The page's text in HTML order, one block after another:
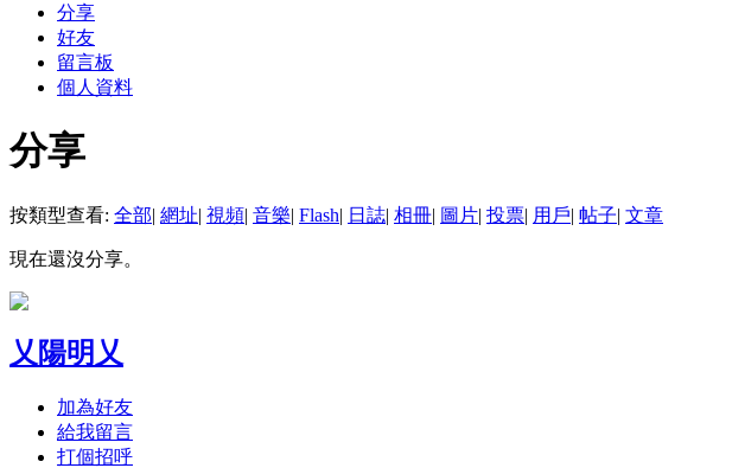
分享
好友
留言板
個人資料
分享
按類型查看: 全部| 網址| 視頻| 音樂| Flash| 日誌| 相冊| 圖片| 投票| 用戶| 帖子| 文章
現在還沒分享。
乂陽明乂
加為好友
給我留言
打個招呼